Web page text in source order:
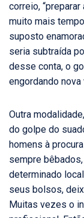
correio,
muito mais
suposto
seria subtraída
desse conta, o
engordando
Outra
do golpe do
homens à
sempre
determinado
seus bolsos,
Muitas vezes o